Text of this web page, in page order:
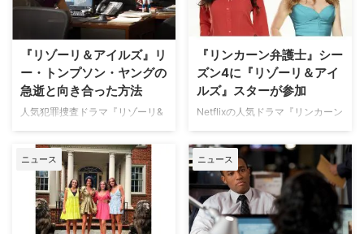
ト映画をドラマ化した話題作『ト
ゥルーライズ』がテレビ初放送。
また、アーノルド・シュワルツェ
ネッガー主演の映画版もチャンネ
ル初登場だ。 Dlife 6月の注目ラ
インナップ 映画版『トゥルーラ
イズ』 6月1日（月）22：00より
チャンネル初放送 監督ジェーム
ド・シュワルツェネッガーという
『ターミネー …
『リゾーリ＆アイルズ』リ
ー・トンプソン・ヤングの
急逝と向き合った方法
人気犯罪捜査ドラマ『リゾーリ&
ン・リゾーリ（アンジー・ハーモ
ン）の部下であるバリー・フロス
ト刑事役を演じたリー・トンプソ
ン・ヤング。彼はシーズン4の撮
影期間中だった2013年8月に自ら
命を絶ち、29歳という若さでこ
『リンカーン弁護士』シー
ズン4に『リゾーリ＆アイ
ルズ』スターが参加
Netflixの人気ドラマ『リンカーン
ーリ＆アイルズ』キャストが出演
することが分かった。米Variety
が伝えている。 ミッキーを脅す
FBI捜査官役に 人気作家マイク
ル・コナリーのベストセラー小説
シリーズをもとに、2022年から
ニュース ニュース